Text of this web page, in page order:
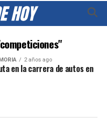
2 años ago
en la carrera de autos en